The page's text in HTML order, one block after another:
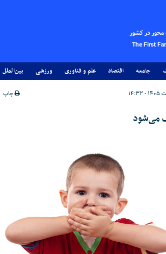
محور در کشور
The First
جامعه اقتصاد علم و فناوری ورزشی بین‌الملل
چاپ
می‌شود